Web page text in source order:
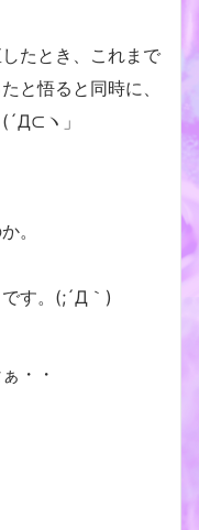
たとき、これまで
と悟ると同時に、
ヽ」
。
す。(;´Д｀)
・・